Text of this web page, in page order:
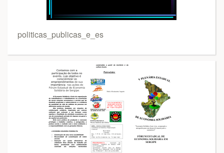
politicas_publicas_e_es